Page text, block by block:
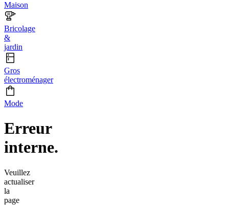
Maison
Bricolage
&
jardin
Gros
électroménager
Mode
Erreur
interne.
Veuillez
actualiser
la
page